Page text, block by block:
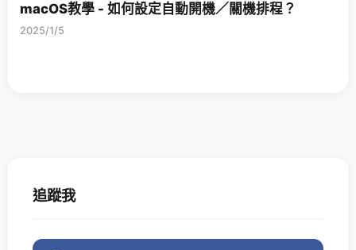
macOS教學 - 如何設定自動開機／關機排程？
2025/1/5
追蹤我